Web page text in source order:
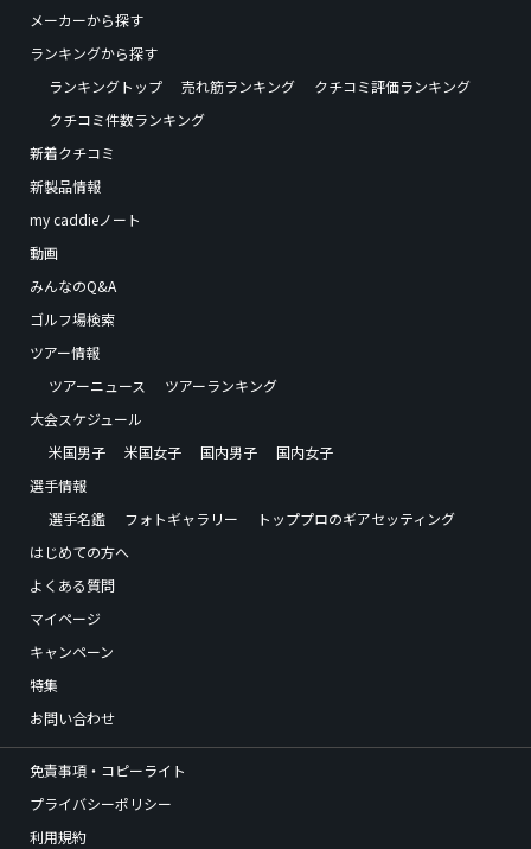
メーカーから探す
ランキングから探す
ランキングトップ
売れ筋ランキング
クチコミ評価ランキング
クチコミ件数ランキング
新着クチコミ
新製品情報
my caddieノート
動画
みんなのQ&A
ゴルフ場検索
ツアー情報
ツアーニュース
ツアーランキング
大会スケジュール
米国男子
米国女子 国内男子
国内女子
選手情報
選手名鑑
フォトギャラリー
トッププロのギアセッティング
はじめての方へ
よくある質問
マイページ
キャンペーン
特集
お問い合わせ
免責事項・コピーライト
プライバシーポリシー
利用規約